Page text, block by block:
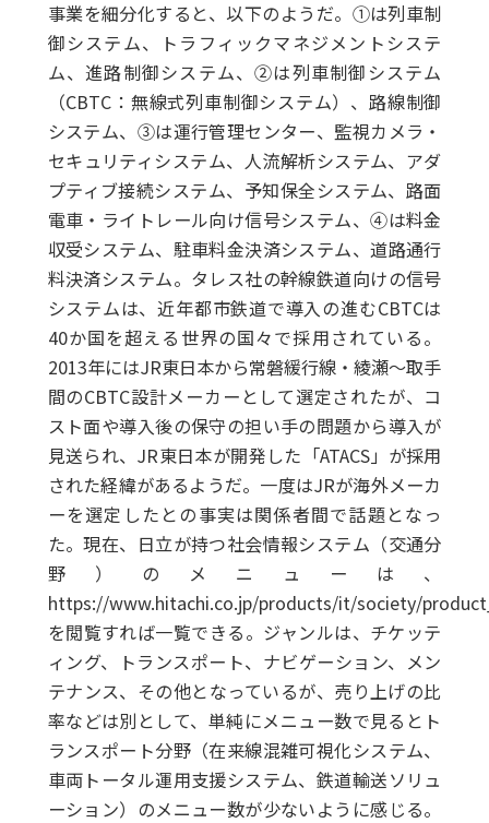
事業を細分化すると、以下のようだ。①は列車制
御システム、トラフィックマネジメントシステ
ム、進路制御システム、②は列車制御システム
（CBTC：無線式列車制御システム）、路線制御
システム、③は運行管理センター、監視カメラ・
セキュリティシステム、人流解析システム、アダ
プティブ接続システム、予知保全システム、路面
電車・ライトレール向け信号システム、④は料金
収受システム、駐車料金決済システム、道路通行
料決済システム。タレス社の幹線鉄道向けの信号
システムは、近年都市鉄道で導入の進むCBTCは
40か国を超える世界の国々で採用されている。
2013年にはJR東日本から常磐緩行線・綾瀬～取手
間のCBTC設計メーカーとして選定されたが、コ
スト面や導入後の保守の担い手の問題から導入が
見送られ、JR東日本が開発した「ATACS」が採用
された経緯があるようだ。一度はJRが海外メーカ
ーを選定したとの事実は関係者間で話題となっ
た。現在、日立が持つ社会情報システム（交通分
野）のメニューは、
https://www.hitachi.co.jp/products/it/society/
を閲覧すれば一覧できる。ジャンルは、チケッテ
ィング、トランスポート、ナビゲーション、メン
テナンス、その他となっているが、売り上げの比
率などは別として、単純にメニュー数で見るとト
ランスポート分野（在来線混雑可視化システム、
車両トータル運用支援システム、鉄道輸送ソリュ
ーション）のメニュー数が少ないように感じる。